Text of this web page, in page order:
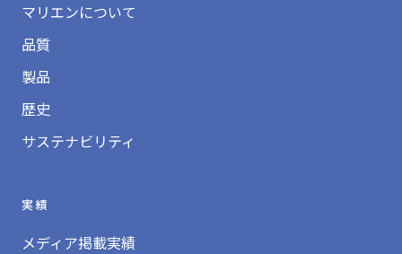
マリエンについて
品質
製品
歴史
サステナビリティ
実績
メディア掲載実績